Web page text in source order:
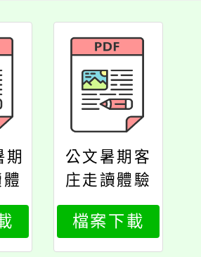
期
畫
公文暑期客
庄走讀體驗
營招生報名
檔案下載